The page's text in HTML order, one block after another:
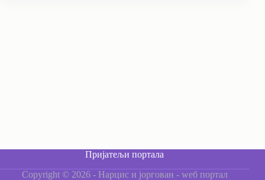
Пријатељи портала
Copyright © 2026 - Нарцис и јоргован - wеб портал